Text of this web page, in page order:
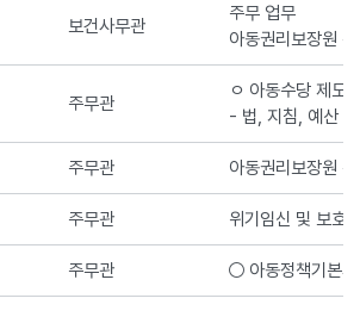
보건사무관
주무 업무
아동권리보장원
주무관
ㅇ 아동수당 제도
- 법, 지침, 예산
주무관 아동권리보장원
주무관 위기임신 및 보호
주무관 ○ 아동정책기본